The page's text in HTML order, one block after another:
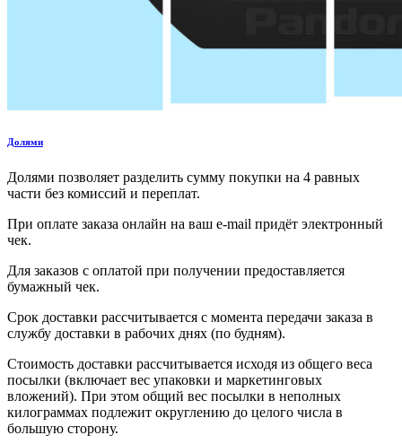
Долями
Долями позволяет разделить сумму покупки на 4 равных
части без комиссий и переплат.
При оплате заказа онлайн на ваш e-mail придёт электронный
чек.
Для заказов с оплатой при получении предоставляется
бумажный чек.
Срок доставки рассчитывается с момента передачи заказа в
службу доставки в рабочих днях (по будням).
Стоимость доставки рассчитывается исходя из общего веса
посылки (включает вес упаковки и маркетинговых
вложений). При этом общий вес посылки в неполных
килограммах подлежит округлению до целого числа в
большую сторону.